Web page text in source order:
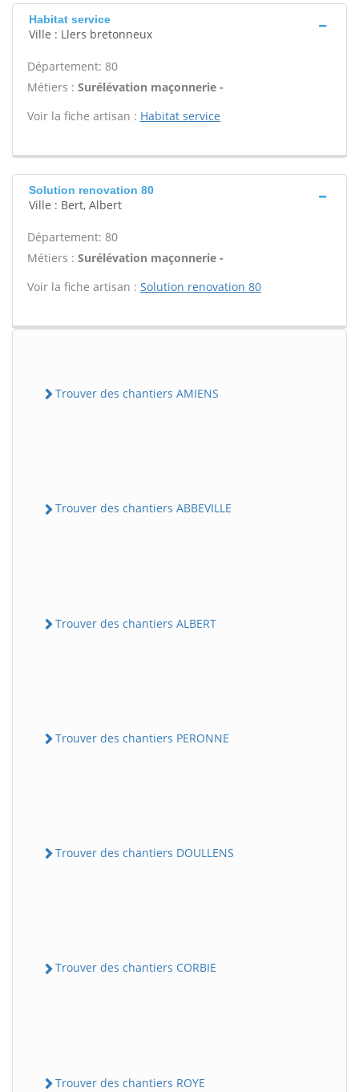
Habitat service
Ville : Llers bretonneux
Département: 80
Métiers : Surélévation maçonnerie -
Voir la fiche artisan : Habitat service
Solution renovation 80
Ville : Bert, Albert
Département: 80
Métiers : Surélévation maçonnerie -
Voir la fiche artisan : Solution renovation 80
Trouver des chantiers AMIENS
Trouver des chantiers ABBEVILLE
Trouver des chantiers ALBERT
Trouver des chantiers PERONNE
Trouver des chantiers DOULLENS
Trouver des chantiers CORBIE
Trouver des chantiers ROYE